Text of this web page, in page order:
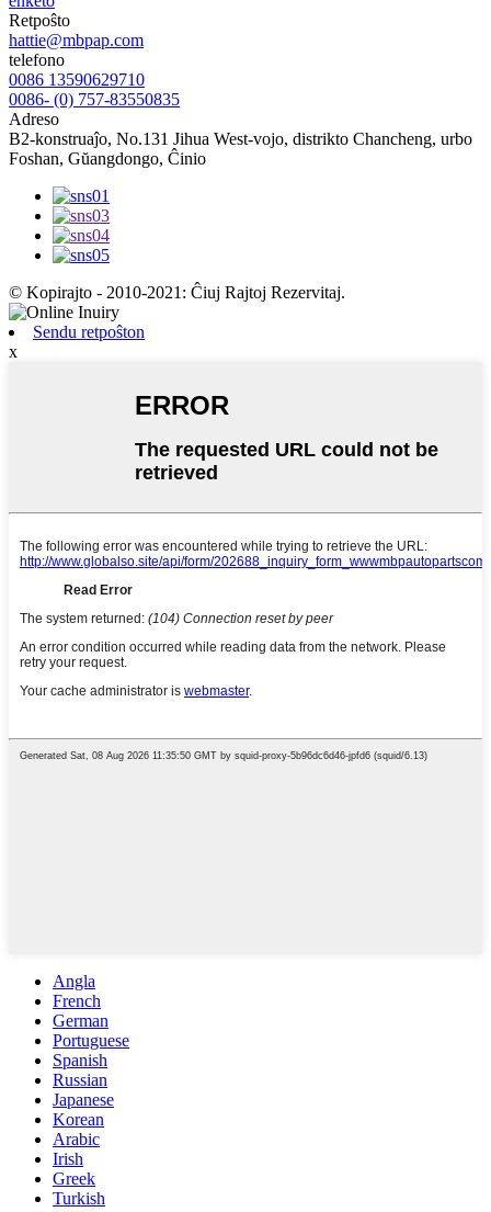
Retpoŝto
hattie@mbpap.com
telefono
0086 13590629710
0086- (0) 757-83550835
Adreso
B2-konstruaĵo, No.131 Jihua West-vojo, distrikto Chancheng, urbo
Foshan, Gŭangdongo, Ĉinio
© Kopirajto - 2010-2021: Ĉiuj Rajtoj Rezervitaj.
Sendu retpoŝton
x
Angla
French
German
Portuguese
Spanish
Russian
Japanese
Korean
Arabic
Irish
Greek
Turkish